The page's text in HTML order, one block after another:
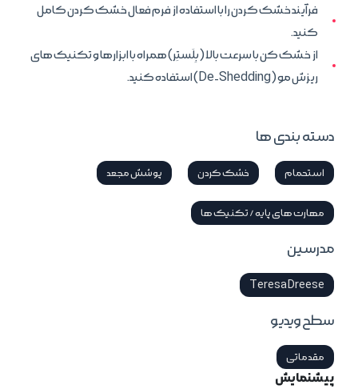
فرآیند خشک کردن را با استفاده از فرم فعال خشک کردن کامل
کنید.
از خشک کن با سرعت بالا (بِلَستِر) همراه با ابزارها و تکنیک های
ریزش مو (De-Shedding) استفاده کنید.
دسته بندی ها
استحمام خشک کردن پوشش مجعد
مهارت های پایه / تکنیک ها
مدرسین
Teresa Dreese
سطح ویدیو
مقدماتی
پیشنمایش